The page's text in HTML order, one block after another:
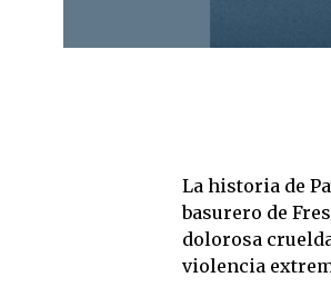
La historia de
basurero de
dolorosa
violencia